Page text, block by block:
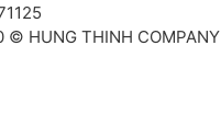
HUNG THINH COMPANY